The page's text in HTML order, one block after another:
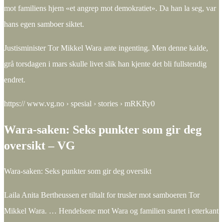
mot familiens hjem «et angrep mot demokratiet». Da han la seg, var
hans egen samboer siktet.
Justisminister Tor Mikkel Wara ante ingenting. Men denne kalde,
grå torsdagen i mars skulle livet slik han kjente det bli fullstendig
endret.
https:// www.vg.no › spesial › stories › mRKRy0
Wara-saken: Seks punkter som gir deg
oversikt – VG
Wara-saken: Seks punkter som gir deg oversikt
Laila Anita Bertheussen er tiltalt for trusler mot samboeren Tor
Mikkel Wara. … Hendelsene mot Wara og familien startet i etterkant